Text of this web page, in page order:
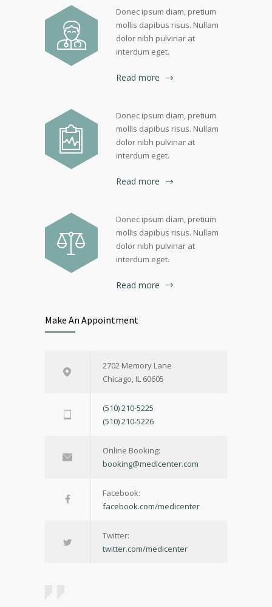
Donec ipsum diam, pretium
mollis dapibus risus. Nullam
dolor nibh pulvinar at
interdum eget.
Read more
Donec ipsum diam, pretium
mollis dapibus risus. Nullam
dolor nibh pulvinar at
interdum eget.
Read more
Donec ipsum diam, pretium
mollis dapibus risus. Nullam
dolor nibh pulvinar at
interdum eget.
Read more
Make An Appointment
2702 Memory Lane
Chicago, IL 60605
(510) 210-5225
(510) 210-5226
Online Booking:
booking@medicenter.com
Facebook:
facebook.com/medicenter
Twitter:
twitter.com/medicenter